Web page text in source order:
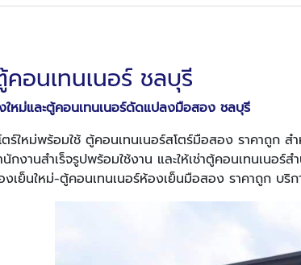
คอนเทนเนอร์ ชลบุรี
หม่และตู้คอนเทนเนอร์ดัดแปลงมือสอง ชลบุรี
ร์ใหม่พร้อมใช้ ตู้คอนเทนเนอร์สโตร์มือสอง ราคาถูก ส
กงานสำเร็จรูปพร้อมใช้งาน และให้เช่าตู้คอนเทนเนอร์ส
เย็นใหม่-ตู้คอนเทนเนอร์ห้องเย็นมือสอง ราคาถูก บริก